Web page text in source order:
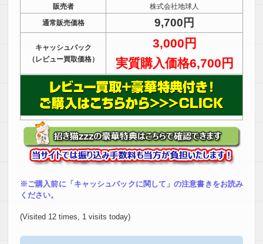
販売者
株式会社地球人
通常販売価格
9,700円
キャッシュバック
（レビュー買取価格）
3,000円
実質購入価格6,700円
※ご購入前に「キャッシュバックに関して」の注意書きをお読み
ください。
(Visited 12 times, 1 visits today)